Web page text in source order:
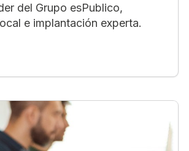
del Grupo esPublico,
e implantación experta.